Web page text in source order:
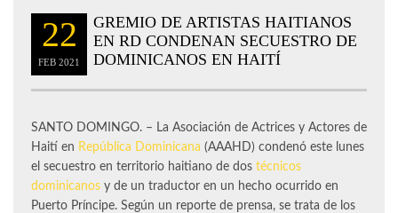
22
FEB 2021
GREMIO DE ARTISTAS HAITIANOS
EN RD CONDENAN SECUESTRO DE
DOMINICANOS EN HAITÍ
SANTO DOMINGO. – La Asociación de Actrices y Actores de
Haití en República Dominicana (AAAHD) condenó este lunes
el secuestro en territorio haitiano de dos técnicos
dominicanos y de un traductor en un hecho ocurrido en
Puerto Príncipe. Según un reporte de prensa, se trata de los